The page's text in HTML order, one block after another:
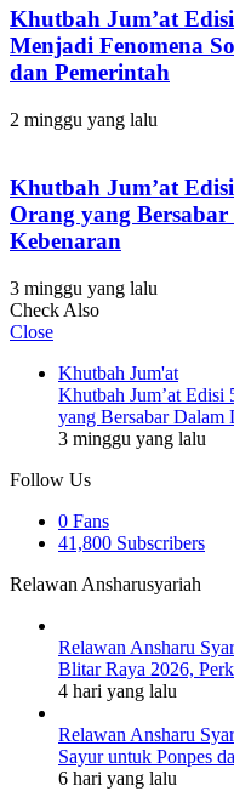
Khutbah Jum’at
Menjadi Fenomena
dan Pemerintah
2 minggu yang lalu
Khutbah Jum’at
Orang yang
Kebenaran
3 minggu yang lalu
Check Also
Close
Khutbah Jum'at
Khutbah Jum’at
yang Bersabar Dalam
3 minggu yang lalu
Follow Us
0 Fans
41,800 Subscribers
Relawan Ansharusyariah
Relawan Ansharu
Blitar Raya 2026,
4 hari yang lalu
Relawan Ansharu
Sayur untuk Ponpes
6 hari yang lalu